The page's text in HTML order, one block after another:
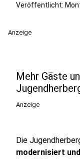
Veröffentlicht:
Anzeige
Mehr Gäste
Anzeige
Die
modernisiert